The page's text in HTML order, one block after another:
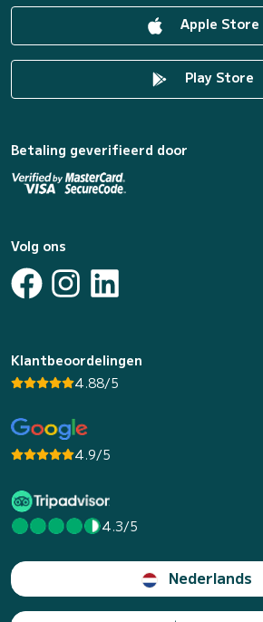
Apple Store
Play Store
Betaling geverifieerd door
Volg ons
Klantbeoordelingen
4.88/5
4.9/5
4.3/5
Nederlands